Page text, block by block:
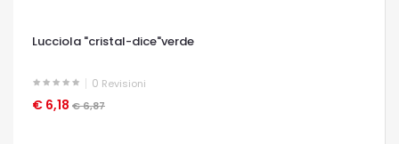
Lucciola "cristal-dice"verde
0 Revisioni
€ 6,18 € 6,87
OCCHIATA VELOCE